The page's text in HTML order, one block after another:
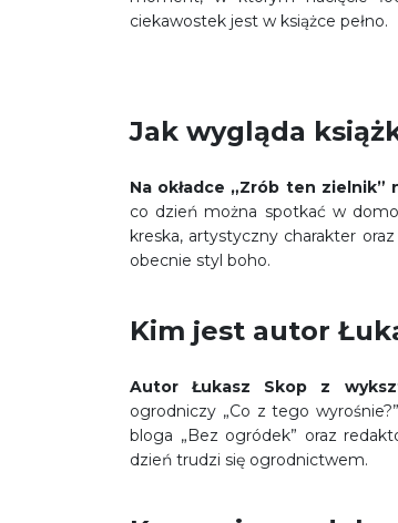
ciekawostek jest w książce pełno.
Jak wygląda
Na okładce „Zrób ten
co dzień można spotkać w
kreska, artystyczny charakter
obecnie styl boho.
Kim jest autor
Autor Łukasz Skop z
ogrodniczy „Co z tego
bloga „Bez ogródek” oraz
dzień trudzi się ogrodnictwem.